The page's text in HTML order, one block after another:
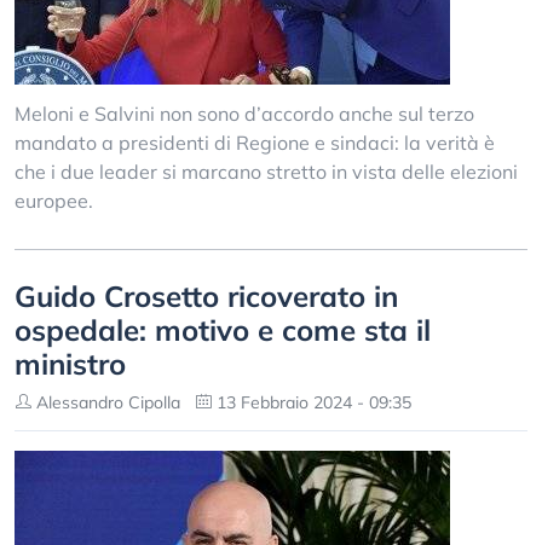
Meloni e Salvini non sono d’accordo anche sul terzo
mandato a presidenti di Regione e sindaci: la verità è
che i due leader si marcano stretto in vista delle elezioni
europee.
Guido Crosetto ricoverato in
ospedale: motivo e come sta il
ministro
Alessandro Cipolla 13 Febbraio 2024 - 09:35